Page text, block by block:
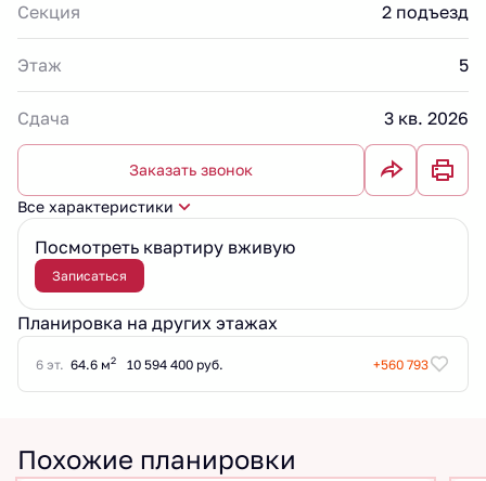
Секция 2 подъезд
Этаж 5
Сдача 3 кв. 2026
Заказать звонок
Все характеристики
Посмотреть квартиру вживую
Записаться
Планировка на других этажах
6 эт. 64.6 м2 10 594 400 руб. +560 793
Похожие планировки